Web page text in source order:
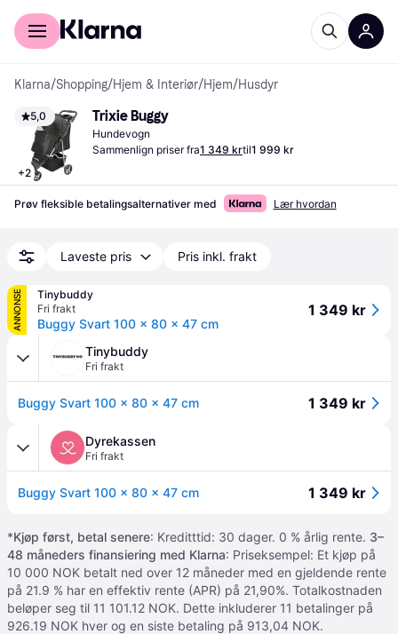
For kunder
Klarna/Shopping/Hjem & Interiør/Hjem/Husdyr
5,0
+2
Trixie Buggy
Hundevogn
Sammenlign priser fra1 349 krtil1 999 kr
Prøv fleksible betalingsalternativer med Lær hvordan
Laveste pris Pris inkl. frakt
ANNONSE
Tinybuddy
Fri frakt
Buggy Svart 100 x 80 x 47 cm
1 349 kr
Tinybuddy
Fri frakt
Buggy Svart 100 x 80 x 47 cm 1 349 kr
Dyrekassen
Fri frakt
Buggy Svart 100 x 80 x 47 cm 1 349 kr
*Kjøp først, betal senere: Kreditttid: 30 dager. 0 % årlig rente. 3–
48 måneders finansiering med Klarna: Priseksempel: Et kjøp på
10 000 NOK betalt ned over 12 måneder med en gjeldende rente
på 21.9 % har en effektiv rente (APR) på 21,90%. Totalkostnaden
beløper seg til 11 101.12 NOK. Dette inkluderer 11 betalinger på
926.19 NOK hver og en siste betaling på 913,04 NOK.